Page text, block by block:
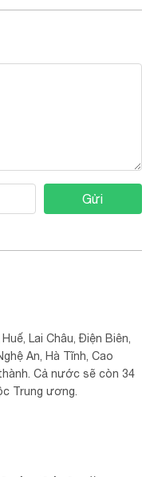
Gửi
Lai Châu, Điện Biên,
An, Hà Tĩnh, Cao
Cả nước sẽ còn 34
Trung ương.